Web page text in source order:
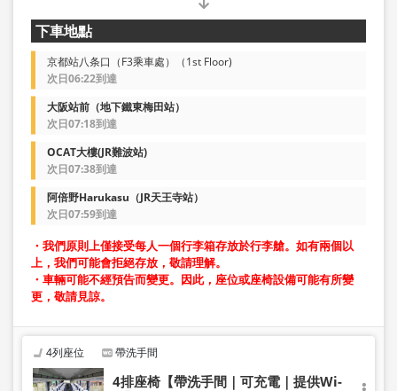
下車地點
京都站八条口（F3乘車處）（1st Floor)
次日06:22到達
大阪站前（地下鐵東梅田站）
次日07:18到達
OCAT大樓(JR難波站)
次日07:38到達
阿倍野Harukasu（JR天王寺站）
次日07:59到達
・我們原則上僅接受每人一個行李箱存放於行李艙。如有兩個以
上，我們可能會拒絕存放，敬請理解。
・車輛可能不經預告而變更。因此，座位或座椅設備可能有所變
更，敬請見諒。
4列座位 帶洗手間
4排座椅【帶洗手間｜可充電｜提供Wi-